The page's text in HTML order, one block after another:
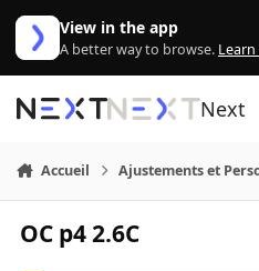
Aller au contenu
View in the app
A better way to browse.
Next
Accueil Ajustements et
OC p4 2.6C